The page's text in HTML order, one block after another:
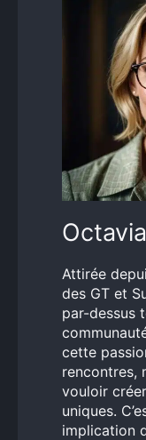
Octavia
Attirée
des GT et
par-dessus
cette
rencontres,
vouloir
uniques.
implication